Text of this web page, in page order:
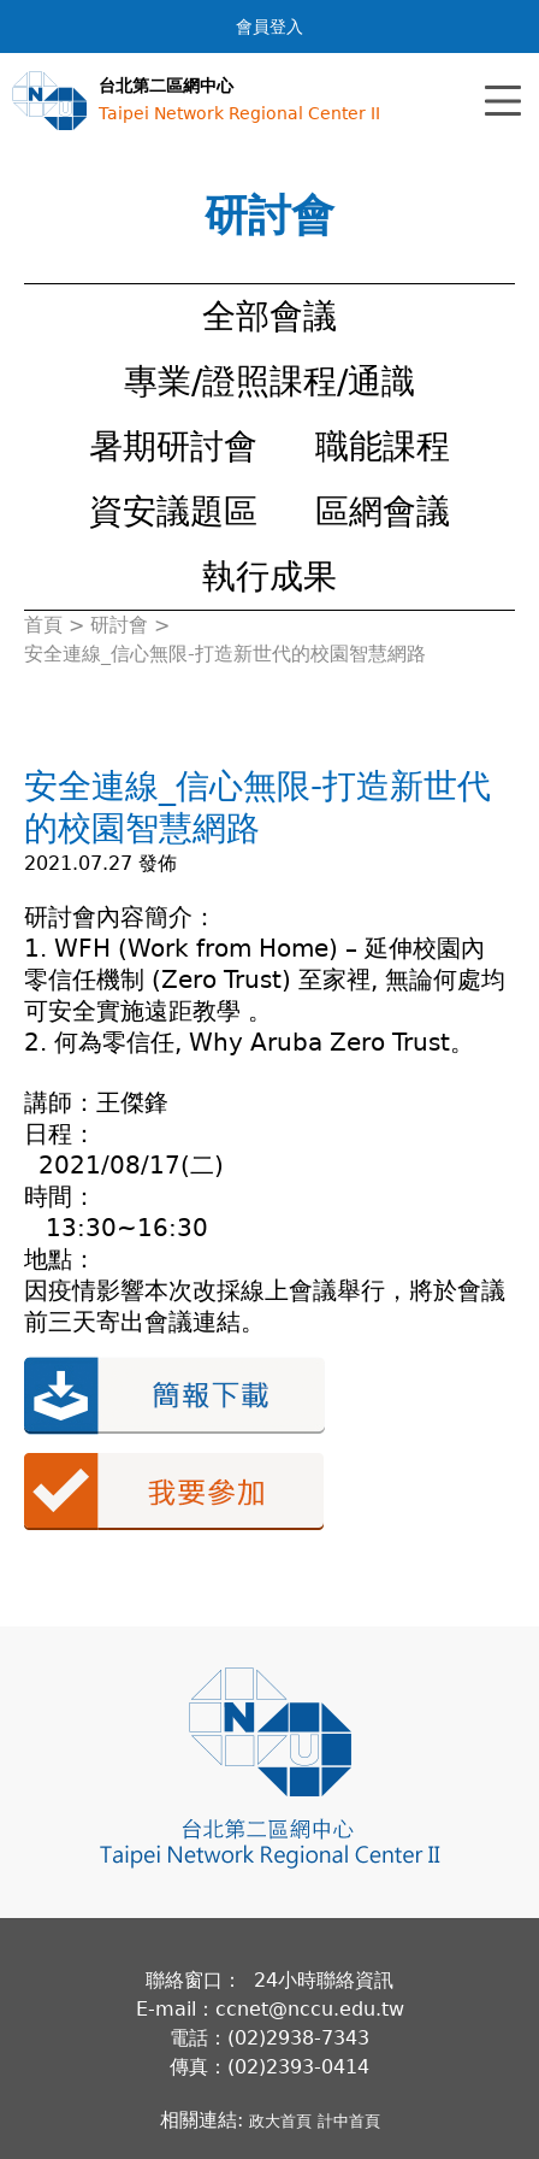
Jump to navigation
會員登入
台北第二區網中心
Taipei Network Regional Center II
研討會
全部會議
專業/證照課程/通識
暑期研討會
職能課程
資安議題區
區網會議
執行成果
您
裡
首頁 > 研討會 >
安全連線_信心無限-打造新世代的校園智慧網路
安全連線_信心無限-打造新世代
的校園智慧網路
2021.07.27 發佈
研討會內容簡介：
1. WFH (Work from Home) – 延伸校園內
零信任機制 (Zero Trust) 至家裡, 無論何處均
可安全實施遠距教學 。
2. 何為零信任, Why Aruba Zero Trust。
講師：王傑鋒
日程：
2021/08/17(二)
時間：
13:30~16:30
地點：
因疫情影響本次改採線上會議舉行，將於會議
前三天寄出會議連結。
聯絡窗口： 24小時聯絡資訊
E-mail：ccnet@nccu.edu.tw
電話：(02)2938-7343
傳真：(02)2393-0414
相關連結: 政大首頁 計中首頁